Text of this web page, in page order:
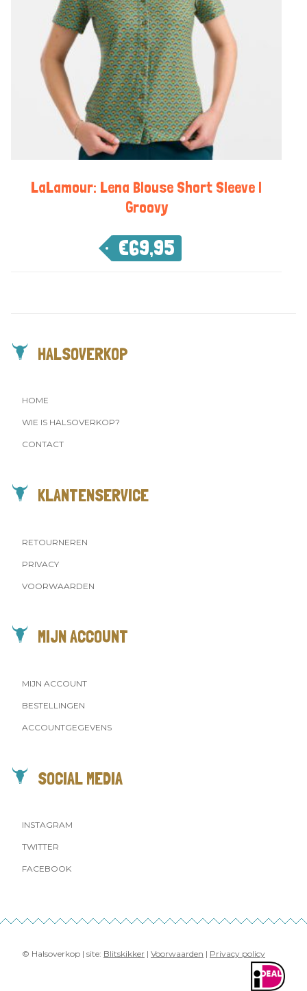
LaLamour: Lena Blouse Short Sleeve |
Groovy
€69,95
HALSOVERKOP
HOME
WIE IS HALSOVERKOP?
CONTACT
KLANTENSERVICE
RETOURNEREN
PRIVACY
VOORWAARDEN
MIJN ACCOUNT
MIJN ACCOUNT
BESTELLINGEN
ACCOUNTGEGEVENS
SOCIAL MEDIA
INSTAGRAM
TWITTER
FACEBOOK
© Halsoverkop | site: Blitskikker | Voorwaarden | Privacy policy